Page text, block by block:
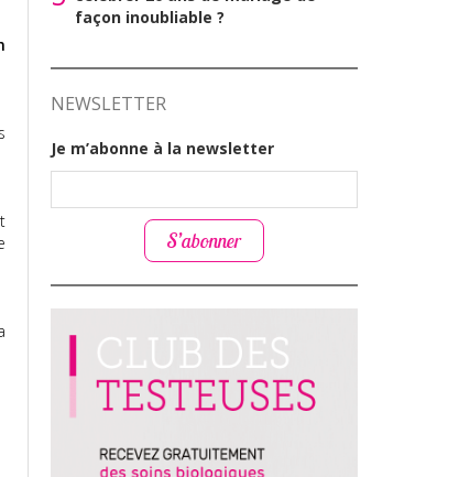
façon inoubliable ?
NEWSLETTER
Je m’abonne à la newsletter
S’abonner